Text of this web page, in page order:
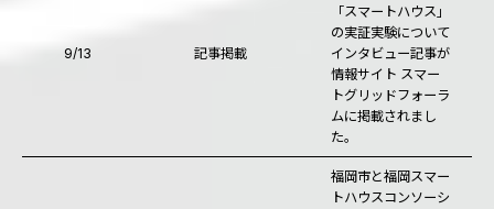
9/13 記事掲載
「スマートハウス」
の実証実験について
インタビュー記事が
情報サイト スマー
トグリッドフォーラ
ムに掲載されまし
た。
福岡市と福岡スマー
トハウスコンソーシ